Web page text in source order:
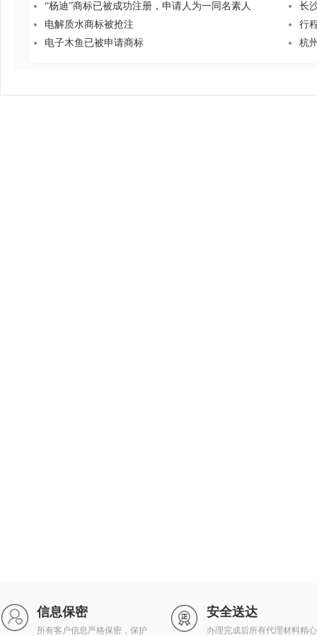
“杨迪”商标已被成功注册，申请人为一同名素人
长
电解质水商标被抢注
行
电子木鱼已被申请商标
杭
信息保密
所有客户信息严格保密，保护
安全送达
办理完成后所有代理材料精心